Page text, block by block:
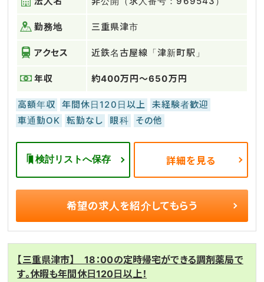
勤務地 三重県津市
アクセス 近鉄名古屋線「津新町駅」
年収 約400万円～650万円
高額年収 年間休日120日以上
未経験者歓迎
車通勤OK
転勤なし 眼科 その他
検討リストへ保存 詳細を見る
希望の求人を紹介してもらう
【三重県津市】 18：00の定時帰宅ができる調剤薬局で
す。休暇も年間休日120日以上！